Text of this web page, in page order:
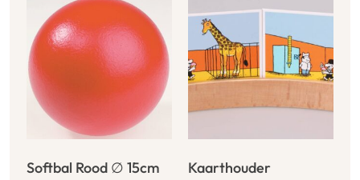
Softbal Rood ∅ 15cm Kaarthouder